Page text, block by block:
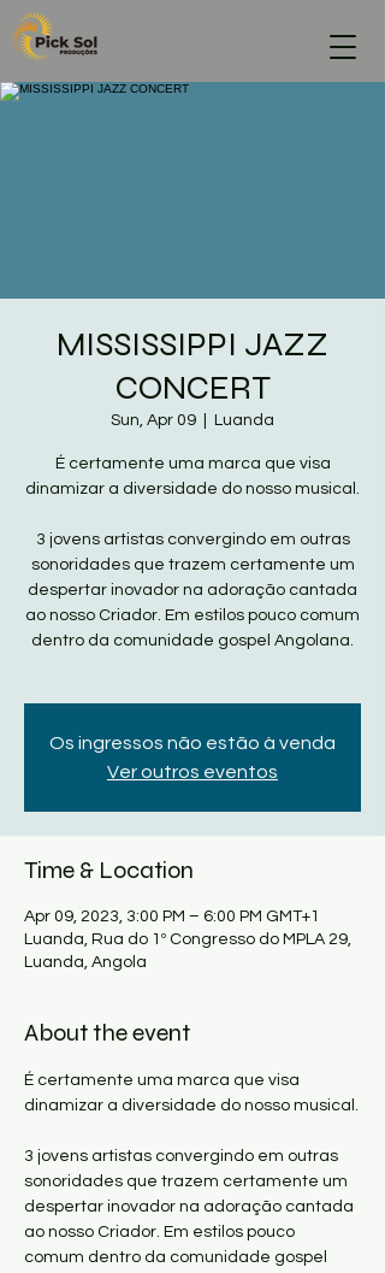
MISSISSIPPI JAZZ
CONCERT
Sun, Apr 09 Luanda
É certamente uma marca que visa
dinamizar a diversidade do nosso musical.
3 jovens artistas convergindo em outras
sonoridades que trazem certamente um
despertar inovador na adoração cantada
ao nosso Criador. Em estilos pouco comum
dentro da comunidade gospel Angolana.
Os ingressos não estão à venda
Ver outros eventos
Time & Location
Apr 09, 2023, 3:00 PM – 6:00 PM GMT+1
Luanda, Rua do 1º Congresso do MPLA 29,
Luanda, Angola
About the event
É certamente uma marca que visa
dinamizar a diversidade do nosso musical.
3 jovens artistas convergindo em outras
sonoridades que trazem certamente um
despertar inovador na adoração cantada
ao nosso Criador. Em estilos pouco
comum dentro da comunidade gospel